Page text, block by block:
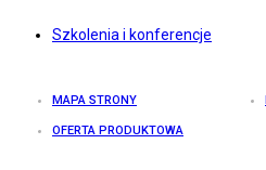
Szkolenia i konferencje
MAPA STRONY
OFERTA PRODUKTOWA